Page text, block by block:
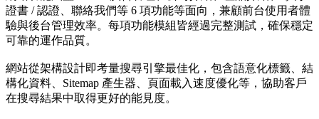
證書 / 認證、聯絡我們等 6 項功能等面向，兼顧前台使用者體
驗與後台管理效率。每項功能模組皆經過完整測試，確保穩定
可靠的運作品質。
網站從架構設計即考量搜尋引擎最佳化，包含語意化標籤、結
構化資料、Sitemap 產生器、頁面載入速度優化等，協助客戶
在搜尋結果中取得更好的能見度。